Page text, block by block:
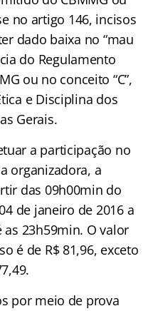
no artigo 146, incisos
dado baixa no “mau
do Regulamento
ou no conceito “C”,
e Disciplina dos
Gerais.
a participação no
organizadora, a
das 09h00min do
de janeiro de 2016 a
as 23h59min. O valor
é de R$ 81,96, exceto
por meio de prova